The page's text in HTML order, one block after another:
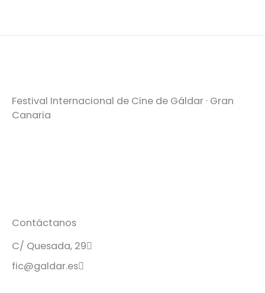
Festival Internacional de Cine de Gáldar · Gran
Canaria
Contáctanos
C/ Quesada, 29
fic@galdar.es